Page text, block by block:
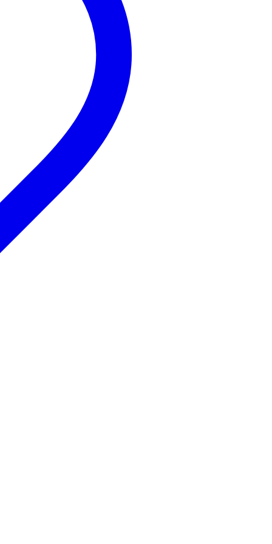
25 januari 2023
Schreef het volgende over
Neutrik NL4MMX speakON 4P
Heel handig doet wat het moet doen. Verbind 2 kabels is
22 september 2020
Schreef het volgende over
Goed spul, prima connectoren om een koppeltje speakon
aan te merken. Wel eerst even proberen voor je ze echt
dummy proof.
Nico L.